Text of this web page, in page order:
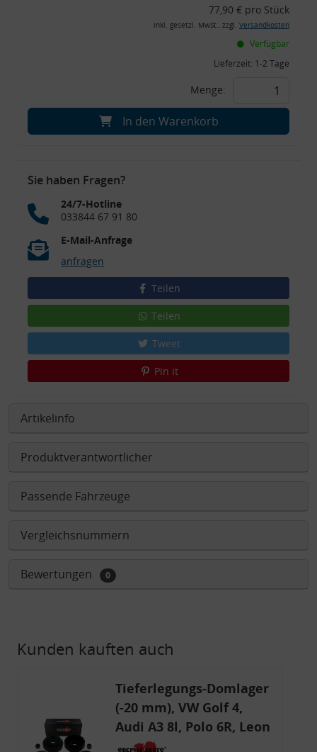
77,90 € pro Stück
inkl. gesetzl. MwSt., zzgl. Versandkosten
Verfügbar
Lieferzeit: 1-2 Tage
Menge:
In den Warenkorb
Sie haben Fragen?
24/7-Hotline
033844 67 91 80
E-Mail-Anfrage
anfragen
Teilen
Teilen
Tweet
Pin it
Artikelinfo
Produktverantwortlicher
Passende Fahrzeuge
Vergleichsnummern
Bewertungen 0
Kunden kauften auch
Tieferlegungs-Domlager
(-20 mm), VW Golf 4,
Audi A3 8l, Polo 6R, Leon